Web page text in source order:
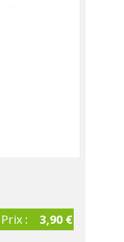
Prix : 3,90 €